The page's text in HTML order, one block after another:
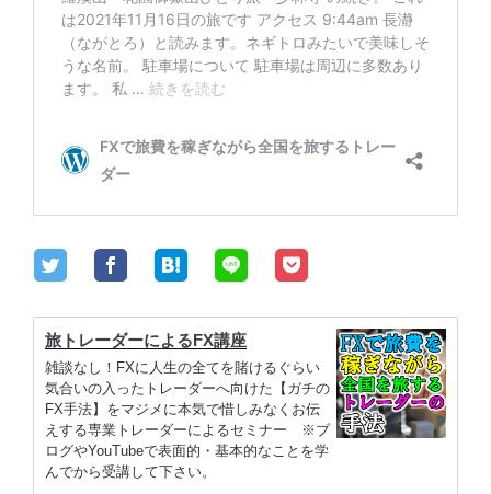
旅トレーダーによるFX講座
雑談なし！FXに人生の全てを賭けるぐらい
気合いの入ったトレーダーへ向けた【ガチの
FX手法】をマジメに本気で惜しみなくお伝
えする専業トレーダーによるセミナー ※ブ
ログやYouTubeで表面的・基本的なことを学
んでから受講して下さい。